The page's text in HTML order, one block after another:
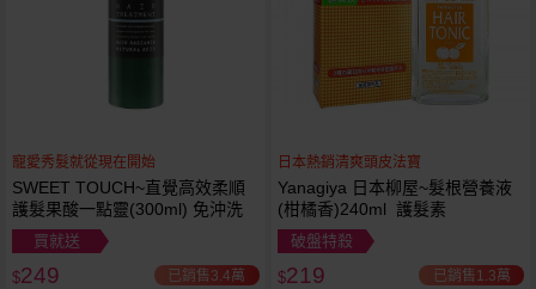
寵愛秀髮就從現在開始
SWEET TOUCH~直覺高效柔順
護髮果酸一點靈(300ml) 免沖洗
買就送
$249 已銷售3.4萬
日本熱銷清爽頭皮法寶
Yanagiya 日本柳屋~髮根營養液
(柑橘香)240ml 護髮素
破盤特殺
$219 已銷售1.3萬